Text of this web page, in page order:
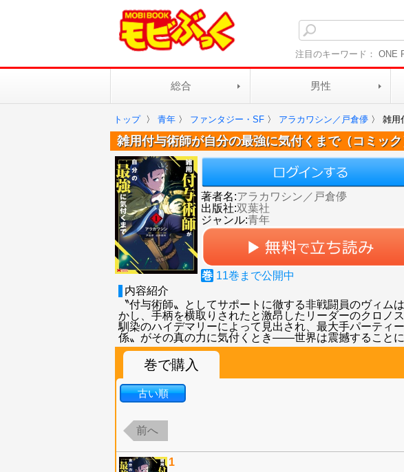
注目のキーワード： ONE
総合 男性
トップ 〉 青年 〉 ファンタジー・SF 〉 アラカワシン／戸倉儚 〉 雑用
雑用付与術師が自分の最強に気付くまで（コミック
著者名:アラカワシン／戸倉儚
出版社:双葉社
ジャンル:青年
巻 11巻まで公開中
内容紹介
〝付与術師〟としてサポートに徹する非戦闘員のヴィ
かし、手柄を横取りされたと激昂したリーダーのクロノ
馴染のハイデマリーによって見出され、最大手パーテ
係〟がその真の力に気付くとき――世界は震撼することに
巻で購入
古い順
前へ
1